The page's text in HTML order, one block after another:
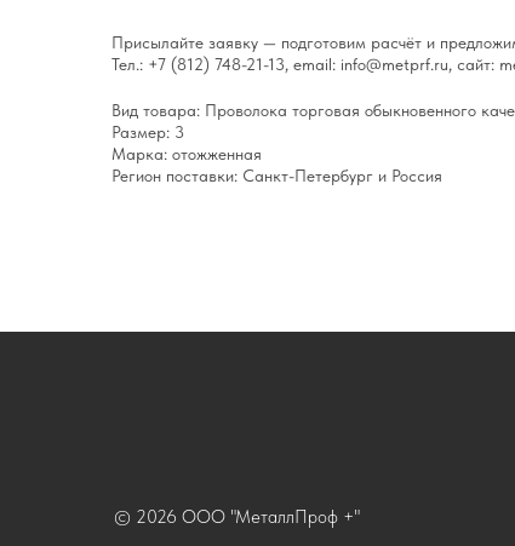
Присылайте заявку — подготовим расчёт и
Тел.: +7 (812) 748-21-13, email: info@metprf.ru, сайт:
Вид товара: Проволока торговая обыкновенного
Размер: 3
Марка: отожженная
Регион поставки: Санкт-Петербург и Россия
© 2026 ООО "МеталлПроф +"